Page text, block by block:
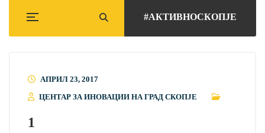
#АКТИВНОСКОПЈЕ
АПРИЛ 23, 2017
ЦЕНТАР ЗА ИНОВАЦИИ НА ГРАД СКОПЈЕ
1